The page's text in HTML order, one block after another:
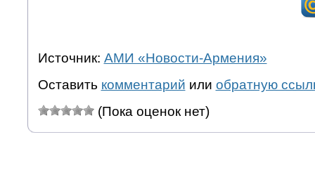
Источник: АМИ «Новости-Армения»
Оставить комментарий или обратную
(Пока оценок нет)